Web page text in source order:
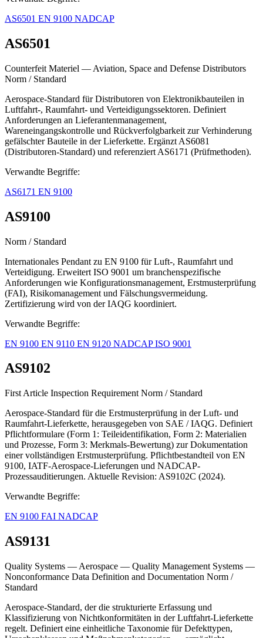
AS6501 EN 9100 NADCAP
AS6501
Counterfeit Materiel — Aviation, Space and Defense Distributors
Norm / Standard
Aerospace-Standard für Distributoren von Elektronikbauteilen in
Luftfahrt-, Raumfahrt- und Verteidigungssektoren. Definiert
Anforderungen an Lieferantenmanagement,
Wareneingangskontrolle und Rückverfolgbarkeit zur Verhinderung
gefälschter Bauteile in der Lieferkette. Ergänzt AS6081
(Distributoren-Standard) und referenziert AS6171 (Prüfmethoden).
Verwandte Begriffe:
AS6171 EN 9100
AS9100
Norm / Standard
Internationales Pendant zu EN 9100 für Luft-, Raumfahrt und
Verteidigung. Erweitert ISO 9001 um branchenspezifische
Anforderungen wie Konfigurationsmanagement, Erstmusterprüfung
(FAI), Risikomanagement und Fälschungsvermeidung.
Zertifizierung wird von der IAQG koordiniert.
Verwandte Begriffe:
EN 9100 EN 9110 EN 9120 NADCAPISO 9001
AS9102
First Article Inspection Requirement Norm / Standard
Aerospace-Standard für die Erstmusterprüfung in der Luft- und
Raumfahrt-Lieferkette, herausgegeben von SAE / IAQG. Definiert
Pflichtformulare (Form 1: Teileidentifikation, Form 2: Materialien
und Prozesse, Form 3: Merkmals-Bewertung) zur Dokumentation
einer vollständigen Erstmusterprüfung. Pflichtbestandteil von EN
9100, IATF-Aerospace-Lieferungen und NADCAP-
Prozessauditierungen. Aktuelle Revision: AS9102C (2024).
Verwandte Begriffe:
EN 9100 FAI NADCAP
AS9131
Quality Systems — Aerospace — Quality Management Systems —
Nonconformance Data Definition and Documentation Norm /
Standard
Aerospace-Standard, der die strukturierte Erfassung und
Klassifizierung von Nichtkonformitäten in der Luftfahrt-Lieferkette
regelt. Definiert eine einheitliche Taxonomie für Defekttypen,